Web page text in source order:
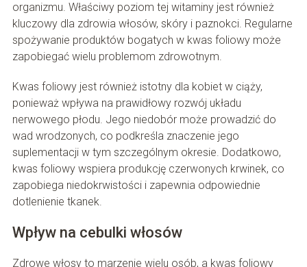
organizmu. Właściwy poziom tej witaminy jest również
kluczowy dla zdrowia włosów, skóry i paznokci. Regularne
spożywanie produktów bogatych w kwas foliowy może
zapobiegać wielu problemom zdrowotnym.
Kwas foliowy jest również istotny dla kobiet w ciąży,
ponieważ wpływa na prawidłowy rozwój układu
nerwowego płodu. Jego niedobór może prowadzić do
wad wrodzonych, co podkreśla znaczenie jego
suplementacji w tym szczególnym okresie. Dodatkowo,
kwas foliowy wspiera produkcję czerwonych krwinek, co
zapobiega niedokrwistości i zapewnia odpowiednie
dotlenienie tkanek.
Wpływ na cebulki włosów
Zdrowe włosy to marzenie wielu osób, a kwas foliowy